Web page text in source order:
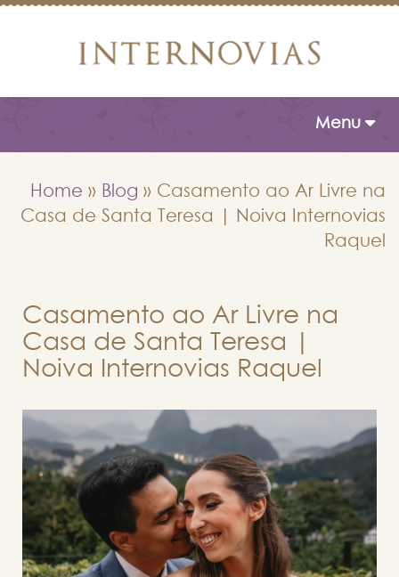
Toggle
Menu
Home » Blog » Casamento ao Ar Livre na
Casa de Santa Teresa | Noiva Internovias
Raquel
Casamento ao Ar Livre na
Casa de Santa Teresa |
Noiva Internovias Raquel